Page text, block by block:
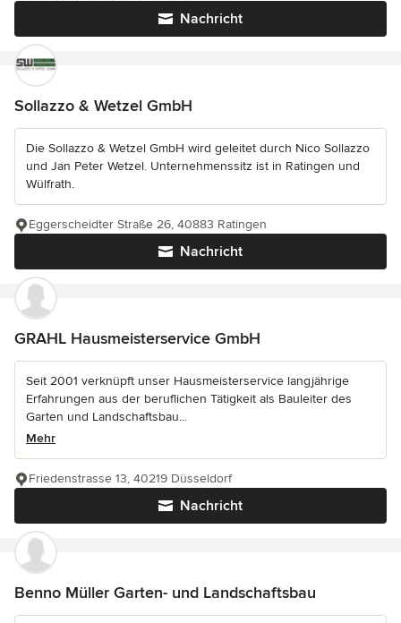
Nachricht
Sollazzo & Wetzel GmbH
Die Sollazzo & Wetzel GmbH wird geleitet durch Nico Sollazzo
und Jan Peter Wetzel. Unternehmenssitz ist in Ratingen und
Wülfrath.
Nachricht
Eggerscheidter Straße 26, 40883 Ratingen
GRAHL Hausmeisterservice GmbH
Seit 2001 verknüpft unser Hausmeisterservice langjährige
Erfahrungen aus der beruflichen Tätigkeit als Bauleiter des
Garten und Landschaftsbau...
Mehr
Nachricht
Friedenstrasse 13, 40219 Düsseldorf
Benno Müller Garten- und Landschaftsbau